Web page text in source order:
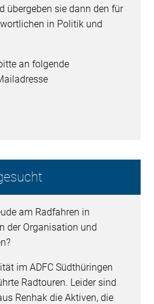
übergeben sie dann den für
in Politik und
an folgende
am Radfahren in
der Organisation und
im ADFC Südthüringen
Radtouren. Leider sind
Renhak die Aktiven, die